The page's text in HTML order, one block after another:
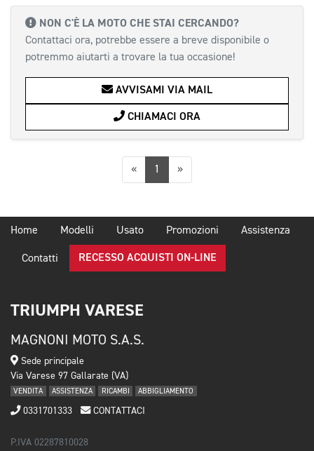
NON C'È LA MOTO CHE STAI CERCANDO?
Contattaci ora, potrebbe essere a breve disponibile o
potremmo aiutarti a trovare la tua occasione!
AVVISAMI VIA MAIL
CHIAMACI ORA
«Precedente
1 »Successiva
Home Modelli Usato Promozioni Assistenza
Contatti RECESSO ACQUISTI ON-LINE
TRIUMPH VARESE
MAGNONI MOTO S.A.S.
Sede principale
Via Varese 97 Gallarate (VA)
VENDITA ASSISTENZA RICAMBI ABBIGLIAMENTO
0331701333 CONTATTACI
P.IVA 02287810028